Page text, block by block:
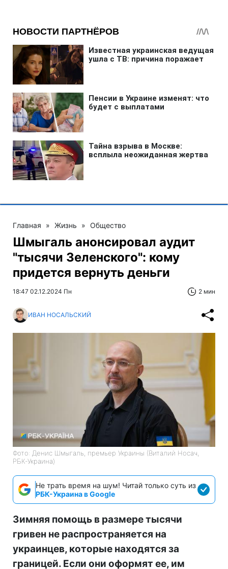
Главная » Жизнь » Общество
Шмыгаль анонсировал аудит
"тысячи Зеленского": кому
придется вернуть деньги
18:47 02.12.2024 Пн 2 мин
ИВАН НОСАЛЬСКИЙ
Фото: Денис Шмыгаль, премьер Украины (Виталий Носач,
РБК-Украина)
Не трать время на шум! Читай только суть из
РБК-Украина в Google
Зимняя помощь в размере тысячи
гривен не распространяется на
украинцев, которые находятся за
границей. Если они оформят ее, им